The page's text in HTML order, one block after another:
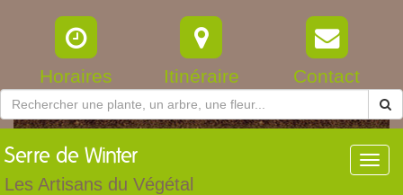
Horaires Itinéraire Contact
Serre de Winter
Les Artisans du Végétal